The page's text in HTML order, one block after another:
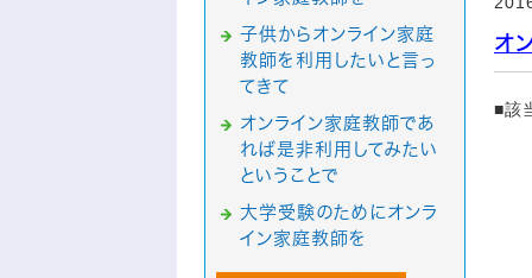
オ
■該
子供からオンライン家庭
教師を利用したいと言っ
てきて
オンライン家庭教師であ
れば是非利用してみたい
ということで
大学受験のためにオンラ
イン家庭教師を